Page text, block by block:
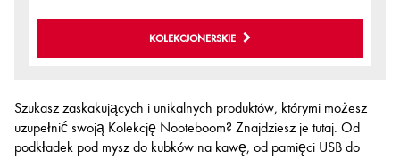
KOLEKCJONERSKIE
Szukasz zaskakujących i unikalnych produktów, którymi możesz
uzupełnić swoją Kolekcję Nooteboom? Znajdziesz je tutaj. Od
podkładek pod mysz do kubków na kawę, od pamięci USB do